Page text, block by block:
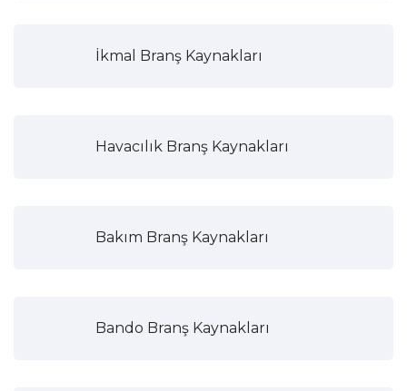
İkmal Branş Kaynakları
Havacılık Branş Kaynakları
Bakım Branş Kaynakları
Bando Branş Kaynakları